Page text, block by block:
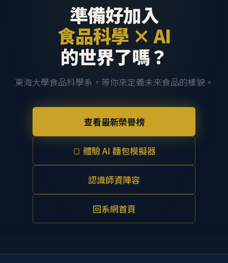
準備好加入
食品科學 × AI
的世界了嗎？
東海大學食品科學系，等你來定義未來食品的樣貌。
查看最新榮譽榜
🍞 體驗 AI 麵包模擬器
認識師資陣容
回系網首頁